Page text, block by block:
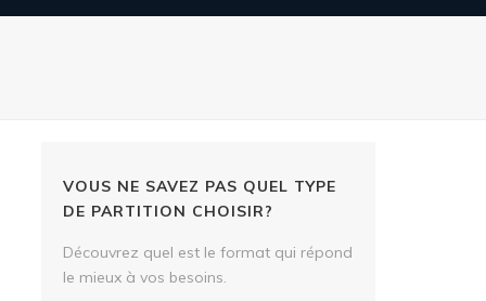
VOUS NE SAVEZ PAS QUEL TYPE
DE PARTITION CHOISIR?
Découvrez quel est le format qui répond
le mieux à vos besoins.